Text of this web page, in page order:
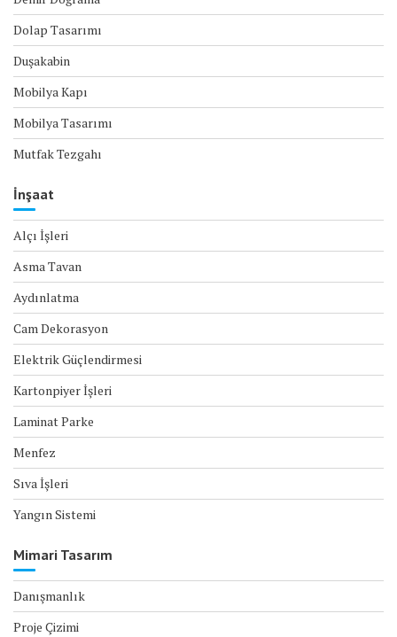
Dolap Tasarımı
Duşakabin
Mobilya Kapı
Mobilya Tasarımı
Mutfak Tezgahı
İnşaat
Alçı İşleri
Asma Tavan
Aydınlatma
Cam Dekorasyon
Elektrik Güçlendirmesi
Kartonpiyer İşleri
Laminat Parke
Menfez
Sıva İşleri
Yangın Sistemi
Mimari Tasarım
Danışmanlık
Proje Çizimi